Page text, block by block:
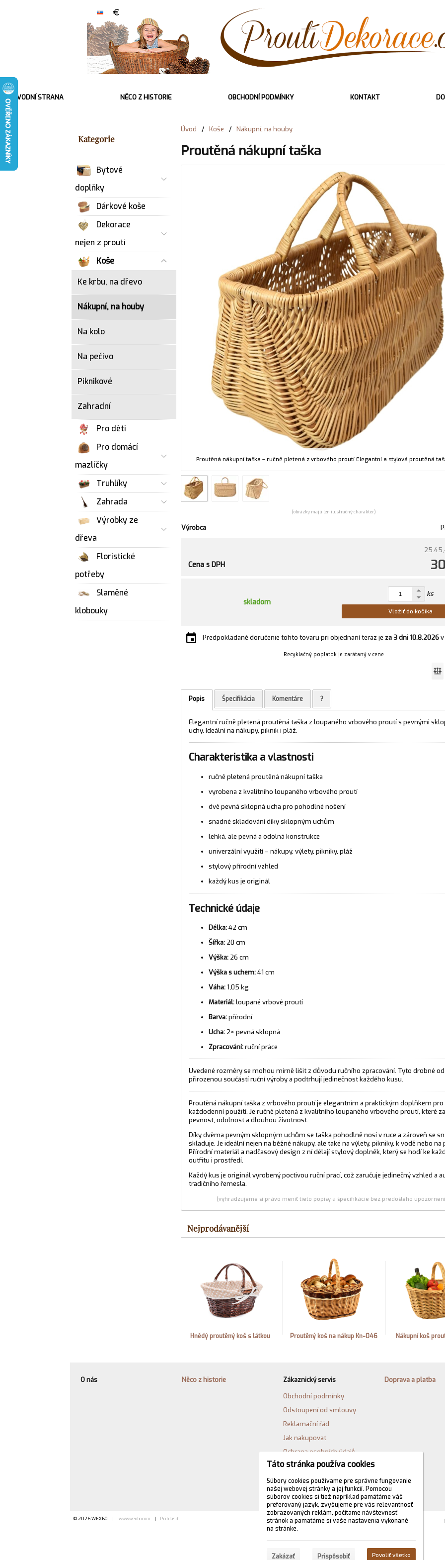
ÚVODNÍ STRANA NĚCO Z HISTORIE OBCHODNÍ PODMÍNKY KONTAKT
Kategorie
Bytové
doplňky
Dárkové koše
Dekorace
nejen z proutí
Koše
Ke krbu, na dřevo
Nákupní, na houby
Na kolo
Na pečivo
Piknikové
Zahradní
Pro děti
Pro domácí
mazlíčky
Truhlíky
Zahrada
Výrobky ze
dřeva
Floristické
potřeby
Slaměné
klobouky
Úvod / Koše / Nákupní, na houby
Proutěná nákupní taška
Proutěná nákupní taška – ručně pletená z vrbového proutí Elegantní a stylová proutěná
(obrázky majú len ilustračný charakter)
Výrobca
Cena s DPH
skladom
ks
Vložiť do košíka
Predpokladané doručenie tohto tovaru pri objednaní teraz je za 3 dni10.8.2026v
Recyklačný poplatok je zarátaný v cene
Popis Špecifikácia Komentáre ?
Elegantní ručně pletená proutěná taška z loupaného vrbového proutí s pevnými
uchy. Ideální na nákupy, piknik i pláž.
Charakteristika a vlastnosti
ručně pletená proutěná nákupní taška
vyrobena z kvalitního loupaného vrbového proutí
dvě pevná sklopná ucha pro pohodlné nošení
snadné skladování díky sklopným uchům
lehká, ale pevná a odolná konstrukce
univerzální využití – nákupy, výlety, pikniky, pláž
stylový přírodní vzhled
každý kus je originál
Technické údaje
Délka:42 cm
Šířka:20 cm
Výška:26 cm
Výška s uchem:41 cm
Váha:1,05 kg
Materiál:loupané vrbové proutí
Barva:přírodní
Ucha:2× pevná sklopná
Zpracování:ruční práce
Uvedené rozměry se mohou mírně lišit z důvodu ručního zpracování. Tyto drobné
přirozenou součástí ruční výroby a podtrhují jedinečnost každého kusu.
Proutěná nákupní taška z vrbového proutí je elegantním a praktickým doplňkem pro
každodenní použití. Je ručně pletená z kvalitního loupaného vrbového proutí, které
pevnost, odolnost a dlouhou životnost.
Díky dvěma pevným sklopným uchům se taška pohodlně nosí v ruce a zároveň se
skladuje. Je ideální nejen na běžné nákupy, ale také na výlety, pikniky, k vodě nebo na
Přírodní materiál a nadčasový design z ní dělají stylový doplněk, který se hodí ke
outfitu i prostředí.
Každý kus je originál vyrobený poctivou ruční prací, což zaručuje jedinečný vzhled a
tradičního řemesla.
(vyhradzujeme si právo meniť tieto popisy a špecifikácie bez predošlého
Nejprodávanější
Hnědý proutěný koš s látkou Proutěný koš na nákup Kn-046 Nákupní koš
O nás Něco z historie
Zákaznický servis
Obchodní podmínky
Odstoupení od smlouvy
Reklamační řád
Jak nakupovat
Ochrana osobních údajů
Cookies
Formulář pro odstoupení od
kupní smlouvy
Doprava a platba
© 2026 WEXBO |www.wexbo.com | Prihlásiť
Táto stránka používa cookies
Súbory cookies používame pre správne fungovanie
našej webovej stránky a jej funkcií. Pomocou
súborov cookies si tiež napríklad pamätáme váš
preferovaný jazyk, zvyšujeme pre vás relevantnosť
zobrazovaných reklám, počítame návštevnosť
stránok a pamätáme si vaše nastavenia vykonané
na stránke.
Zakázať Prispôsobiť Povoliť všetko